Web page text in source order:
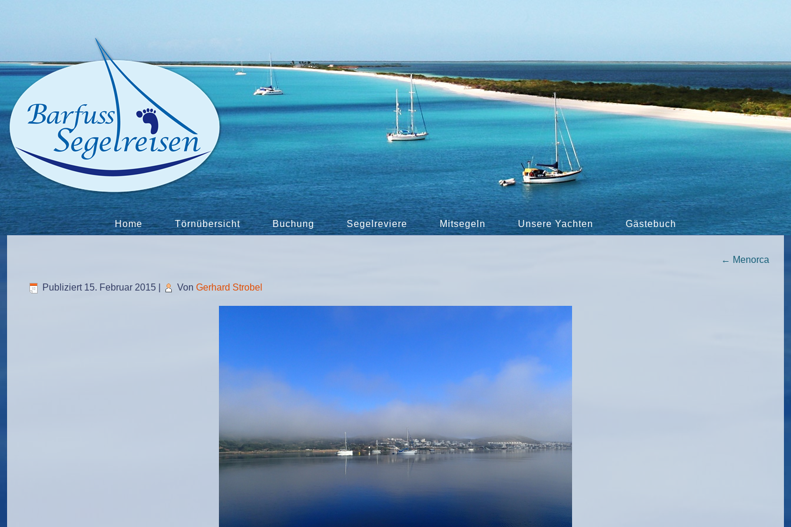
Home Törnübersicht Buchung Segelreviere Mitsegeln Unsere Yachten Gästebuch
← Menorca
Publiziert 15. Februar 2015 Von Gerhard Strobel